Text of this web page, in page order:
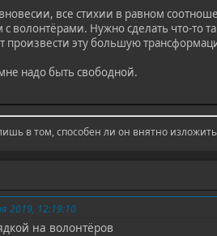
все стихии в равном
волонтёрами. Нужно сделать что-то
произвести эту большую
надо быть свободной.
в том, способен ли он внятно
2019, 12:19:10
на волонтёров